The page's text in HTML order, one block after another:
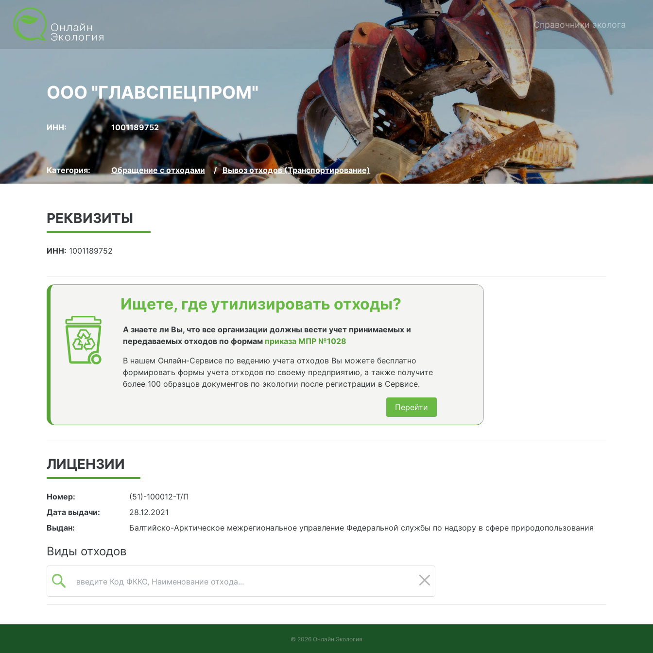
Справочники эколога
ООО "ГЛАВСПЕЦПРОМ"
ИНН: 1001189752
Категория: Обращение с отходами Вывоз отходов (Транспортирование)
РЕКВИЗИТЫ
ИНН: 1001189752
Ищете, где утилизировать отходы?
А знаете ли Вы, что все организации должны вести учет принимаемых и
передаваемых отходов по формам приказа МПР №1028
В нашем Онлайн-Сервисе по ведению учета отходов Вы можете бесплатно
формировать формы учета отходов по своему предприятию, а также получите
более 100 образцов документов по экологии после регистрации в Сервисе.
Перейти
ЛИЦЕНЗИИ
Номер:
(51)-100012-Т/П
Дата выдачи:
28.12.2021
Выдан:
Балтийско-Арктическое межрегиональное управление Федеральной службы по надзору в сфере природопользования
Виды отходов
введите Код ФККО, Наименование отхода...
© 2026 Онлайн Экология